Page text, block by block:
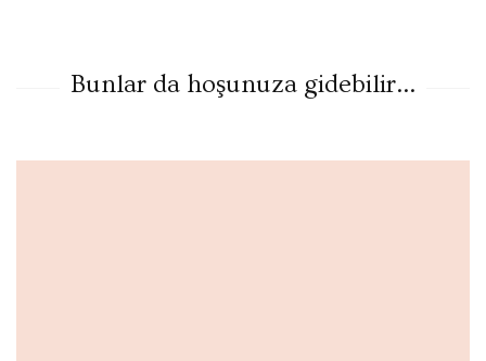
Bunlar da hoşunuza gidebilir...